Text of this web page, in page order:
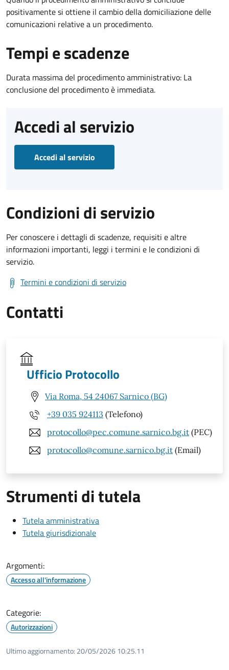
positivamente si ottiene il cambio della domiciliazione delle
comunicazioni relative a un procedimento.
Tempi e scadenze
Durata massima del procedimento amministrativo: La
conclusione del procedimento è immediata.
Accedi al servizio
Accedi al servizio
Condizioni di servizio
Per conoscere i dettagli di scadenze, requisiti e altre
informazioni importanti, leggi i termini e le condizioni di
servizio.
Termini e condizioni di servizio
Contatti
Ufficio Protocollo
Via Roma, 54 24067 Sarnico (BG)
+39 035 924113 (Telefono)
protocollo@pec.comune.sarnico.bg.it (PEC)
protocollo@comune.sarnico.bg.it (Email)
Strumenti di tutela
Tutela amministrativa
Tutela giurisdizionale
Argomenti:
Accesso all'informazione
Categorie:
Autorizzazioni
Ultimo aggiornamento: 20/05/2026 10:25.11